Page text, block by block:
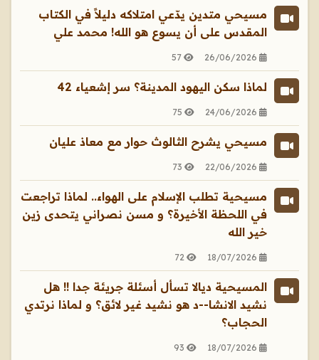
مسيحي متدين يدّعي امتلاكه دليلاً في الكتاب
المقدس على أن يسوع هو الله! محمد علي
26/06/2026
57
لماذا سكن اليهود المدينة؟ سر إشعياء 42
24/06/2026
75
مسيحي يشرح الثالوث حوار مع معاذ عليان
22/06/2026
73
مسيحية تطلب الإسلام على الهواء.. لماذا تراجعت
في اللحظة الأخيرة؟ و مسن نصراني يتحدى زين
خير الله
18/07/2026
72
المسيحية ديالا تسأل أسئلة جريئة جدا !! هل
نشيد الانشا--د هو نشيد غير لائق؟ و لماذا نرتدي
الحجاب؟
18/07/2026
93